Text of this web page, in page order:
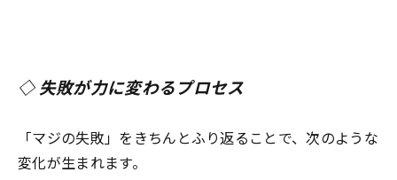
◇ 失敗が力に変わるプロセス
「マジの失敗」をきちんとふり返ることで、次のような
変化が生まれます。